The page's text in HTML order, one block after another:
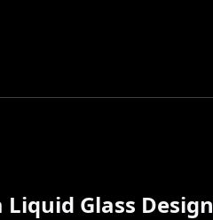
Glass Design